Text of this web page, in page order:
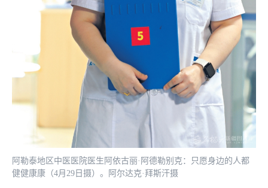
阿勒泰地区中医医院医生阿依古丽·阿德勒别克：只愿身边的人都
健健康康（4月29日摄）。阿尔达克·拜斯汗摄